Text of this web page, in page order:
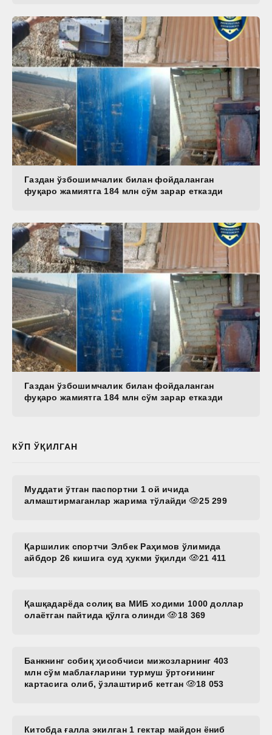
Газдан ўзбошимчалик билан фойдаланган
фуқаро жамиятга 184 млн сўм зарар етказди
Газдан ўзбошимчалик билан фойдаланган
фуқаро жамиятга 184 млн сўм зарар етказди
КЎП ЎҚИЛГАН
Муддати ўтган паспортни 1 ой ичида
алмаштирмаганлар жарима тўлайди
25 299
Қаршилик спортчи Элбек Раҳимов ўлимида
айбдор 26 кишига суд ҳукми ўқилди
21 411
Қашқадарёда солиқ ва МИБ ходими 1000 доллар
олаётган пайтида қўлга олинди
18 369
Банкнинг собиқ ҳисобчиси мижозларнинг 403
млн сўм маблағларини турмуш ўртоғининг
картасига олиб, ўзлаштириб кетган
18 053
Китобда ғалла экилган 1 гектар майдон ёниб